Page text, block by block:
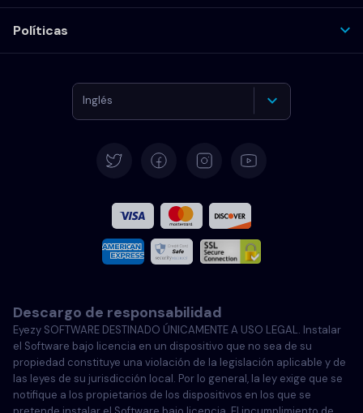
Políticas
Inglés
Francés
Italiano
Portugués
Türkçe
Polski
Descargo de responsabilidad
Eyezy SOFTWARE DESTINADO ÚNICAMENTE A USO LEGAL. Instalar
el Software bajo licencia en un dispositivo que no sea de su
propiedad constituye una violación de la legislación aplicable y de
las leyes de su jurisdicción local. Por lo general, la ley exige que se
notifique a los propietarios de los dispositivos en los que se